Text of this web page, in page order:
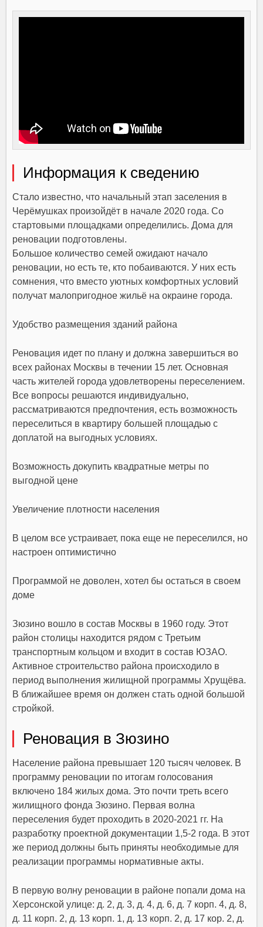
Информация к сведению
Стало известно, что начальный этап заселения в
Черёмушках произойдёт в начале 2020 года. Со
стартовыми площадками определились. Дома для
реновации подготовлены.
Большое количество семей ожидают начало
реновации, но есть те, кто побаиваются. У них есть
сомнения, что вместо уютных комфортных условий
получат малопригодное жильё на окраине города.
Удобство размещения зданий района
Реновация идет по плану и должна завершиться во
всех районах Москвы в течении 15 лет. Основная
часть жителей города удовлетворены переселением.
Все вопросы решаются индивидуально,
рассматриваются предпочтения, есть возможность
переселиться в квартиру большей площадью с
доплатой на выгодных условиях.
Возможность докупить квадратные метры по
выгодной цене
Увеличение плотности населения
В целом все устраивает, пока еще не переселился, но
настроен оптимистично
Программой не доволен, хотел бы остаться в своем
доме
Зюзино вошло в состав Москвы в 1960 году. Этот
район столицы находится рядом с Третьим
транспортным кольцом и входит в состав ЮЗАО.
Активное строительство района происходило в
период выполнения жилищной программы Хрущёва.
В ближайшее время он должен стать одной большой
стройкой.
Реновация в Зюзино
Население района превышает 120 тысяч человек. В
программу реновации по итогам голосования
включено 184 жилых дома. Это почти треть всего
жилищного фонда Зюзино. Первая волна
переселения будет проходить в 2020-2021 гг. На
разработку проектной документации 1,5-2 года. В этот
же период должны быть приняты необходимые для
реализации программы нормативные акты.
В первую волну реновации в районе попали дома на
Херсонской улице: д. 2, д. 3, д. 4, д. 6, д. 7 корп. 4, д. 8,
д. 11 корп. 2, д. 13 корп. 1, д. 13 корп. 2, д. 17 кор. 2, д.